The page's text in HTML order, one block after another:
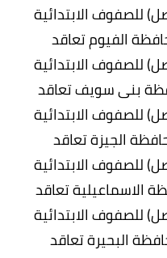
للصفوف الابتدائية
الفيوم تعاقد
للصفوف الابتدائية
بنى سويف تعاقد
للصفوف الابتدائية
الجيزة تعاقد
للصفوف الابتدائية
الاسماعيلية تعاقد
للصفوف الابتدائية
البحيرة تعاقد